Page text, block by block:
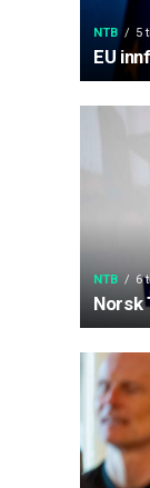
NTB 5
EU
NTB 6
Norsk